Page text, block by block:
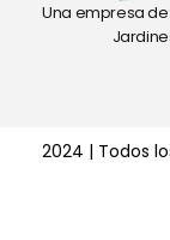
Una empresa
2024 | Todos